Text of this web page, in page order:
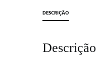
DESCRIÇÃO
Descrição